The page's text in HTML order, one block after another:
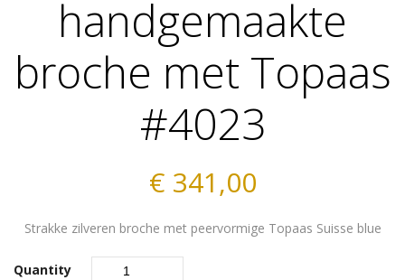
handgemaakte
broche met Topaas
#4023
€ 341,00
Strakke zilveren broche met peervormige Topaas Suisse blue
Quantity